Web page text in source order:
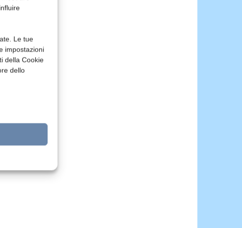
Le tue
impostazioni
della Cookie
dello